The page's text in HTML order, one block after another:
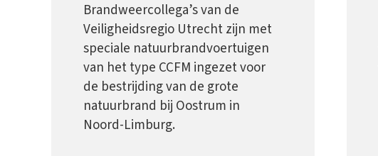
Brandweercollega’s van de
Veiligheidsregio Utrecht zijn met
speciale natuurbrandvoertuigen
van het type CCFM ingezet voor
de bestrijding van de grote
natuurbrand bij Oostrum in
Noord-Limburg.